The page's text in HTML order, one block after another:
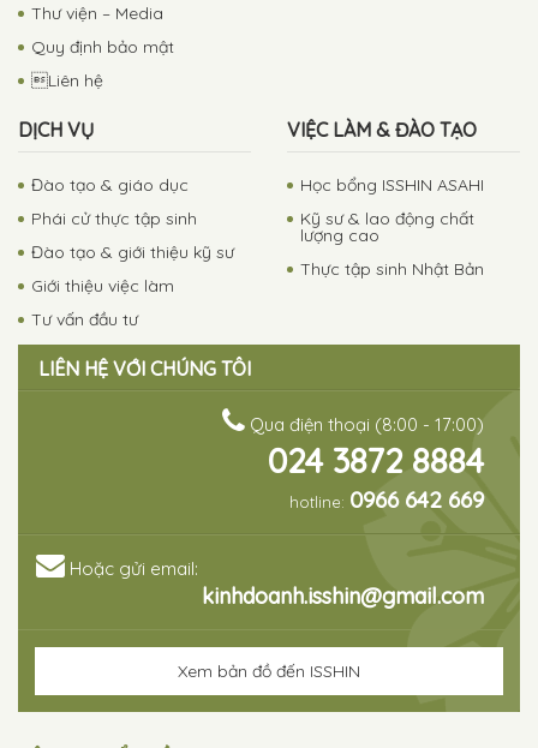
Thư viện – Media
Quy định bảo mật
Liên hệ
DỊCH VỤ
Đào tạo & giáo dục
Phái cử thực tập sinh
Đào tạo & giới thiệu kỹ sư
Giới thiệu việc làm
Tư vấn đầu tư
VIỆC LÀM & ĐÀO TẠO
Học bổng ISSHIN ASAHI
Kỹ sư & lao động chất
lượng cao
Thực tập sinh Nhật Bản
LIÊN HỆ VỚI CHÚNG TÔI
Qua điện thoại (8:00 - 17:00)
024 3872 8884
hotline: 0966 642 669
Hoặc gửi email:
kinhdoanh.isshin@gmail.com
Xem bản đồ đến ISSHIN